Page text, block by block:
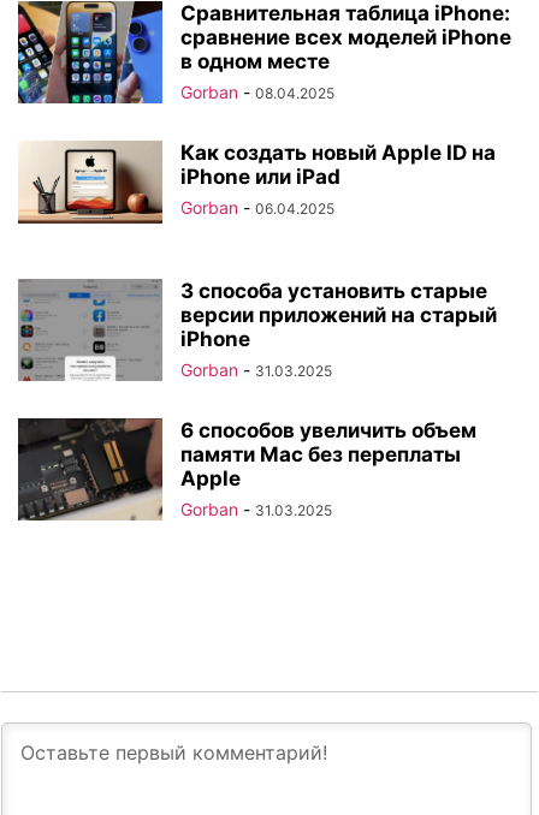
Сравнительная таблица iPhone:
сравнение всех моделей iPhone
в одном месте
Gorban - 08.04.2025
Как создать новый Apple ID на
iPhone или iPad
Gorban - 06.04.2025
3 способа установить старые
версии приложений на старый
iPhone
Gorban - 31.03.2025
6 способов увеличить объем
памяти Mac без переплаты
Apple
Gorban - 31.03.2025